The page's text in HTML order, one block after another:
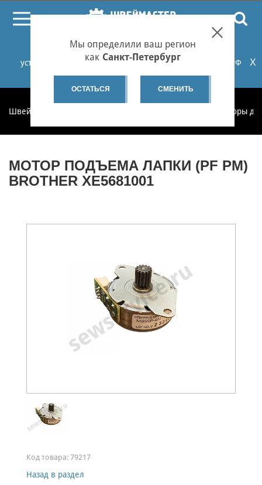
При проблемах с онлайн-оплатой заказов на сайте
установите российские сертификаты НУЦ Минцифры РФ
или используйте Яндекс.Браузер.Подробнее...
X
Мы определили ваш регион
как Санкт-Петербург
ОСТАТЬСЯ СМЕНИТЬ
Швеймастер Моторы
МОТОР ПОДЪЕМА ЛАПКИ (PF PM)
BROTHER XE5681001
Код товара: 79217
Назад в раздел